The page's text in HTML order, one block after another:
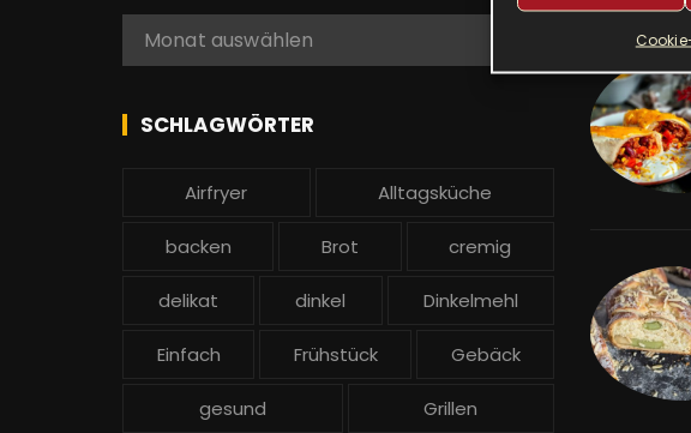
n
c
:
e
Monat auswählen
SCHLAGWÖRTER
Airfryer Alltagsküche
backen Brot cremig
delikat dinkel Dinkelmehl
Einfach Frühstück Gebäck
gesund Grillen